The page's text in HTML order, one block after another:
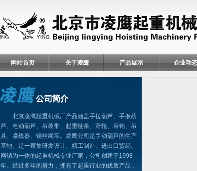
网站首页 关于凌鹰 产品展示 企业动态
北京凌鹰起重机械厂产品涵盖手拉葫芦、手扳葫
芦、电动葫芦、吊装带、起重链条、滑轮、吊钩、吊
具、紧线器、钢丝绳等。凌鹰公司是手动葫芦的生产
基地。是一家集研发设计、精工制造、进出口贸易、
网销为一体的起重机械专业厂家，公司创建于1998
年。经过多年的努力，拥有了起重行业的优质产品，